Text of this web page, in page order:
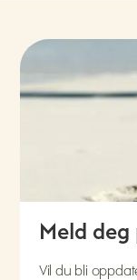
Meld
Vil du bli